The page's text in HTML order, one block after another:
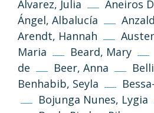
Álvarez, Julia
Aneiros
Ángel, Albalucía
Arendt, Hannah
Maria
Beard, Mary
de
Beer, Anna
Benhabib, Seyla
Bojunga Nunes, Lygia